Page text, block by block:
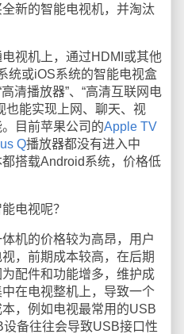
新的智能电视机，并淘汰
机上，通过HDMI或其他
统或iOS系统的智能电视盒
高清播放器”、“高清互联网电
也能实现上网、聊天、视
目前苹果公司的Apple TV
Q播放器都没有进入中
搭载Android系统，价格低
电视呢？
的价格较为高昂，用户
，前期成本较高，在后期
配件和功能增多，维护成
在电视整机上，导致一个
，例如电视最常用的USB
备往往会导致USB接口性